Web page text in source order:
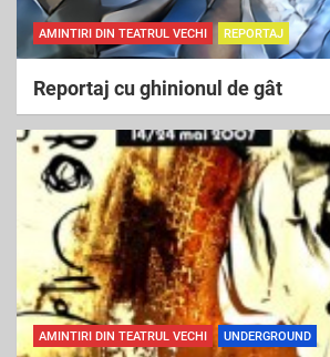
AMINTIRI DIN TEATRUL VECHI REPORTAJ
Reportaj cu ghinionul de gât
AMINTIRI DIN TEATRUL VECHI UNDERGROUND